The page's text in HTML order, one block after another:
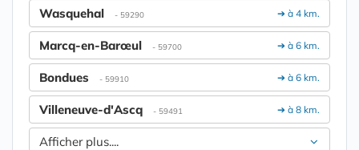
➔ à 4 km.
Wasquehal - 59290
➔ à 6 km.
Marcq-en-Barœul - 59700
➔ à 6 km.
Bondues - 59910
➔ à 8 km.
Villeneuve-d'Ascq - 59491
Afficher plus....